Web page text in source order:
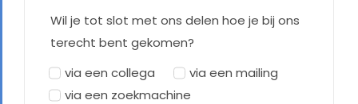
Wil je tot slot met ons delen hoe je bij ons
terecht bent gekomen?
via een collega
via een mailing
via een zoekmachine